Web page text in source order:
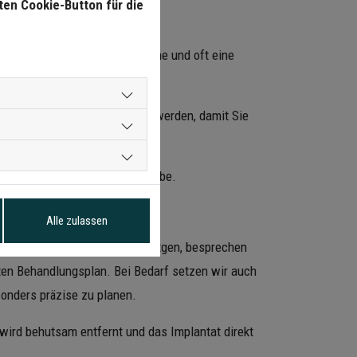
sind weniger Termine und oft eine
vorläufiger Zahn eingesetzt werden, damit Sie
schont umliegendes Gewebe.
inklusive digitalem Röntgen, besprechen
Behandlungsplan. Bei Bedarf setzen wir auch
präzise zu planen.
behutsam entfernt und das Implantat direkt
Cookie-Button für die
Alle zulassen